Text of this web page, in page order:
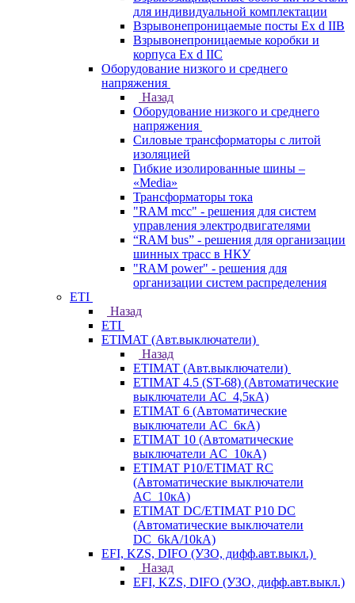
для индивидуальной комплектации
Взрывонепроницаемые посты Ex d IIB
Взрывонепроницаемые коробки и
корпуса Ex d IIС
Оборудование низкого и среднего
напряжения
Назад
Оборудование низкого и среднего
напряжения
Силовые трансформаторы с литой
изоляцией
Гибкие изолированные шины –
«Media»
Трансформаторы тока
"RAM mcc" - решения для систем
управления электродвигателями
“RAM bus” - решения для организации
шинных трасс в НКУ
"RAM power" - решения для
организации систем распределения
ETI
Назад
ETI
ETIMAT (Авт.выключатели)
Назад
ETIMAT (Авт.выключатели)
ETIMAT 4.5 (ST-68) (Автоматические
выключатели АС_4,5кА)
ETIMAT 6 (Автоматические
выключатели AC_6кА)
ETIMAT 10 (Автоматические
выключатели AC_10кА)
ETIMAT P10/ETIMAT RC
(Автоматические выключатели
AC_10кА)
ETIMAT DC/ETIMAT P10 DC
(Автоматические выключатели
DC_6kA/10kA)
EFI, KZS, DIFO (УЗО, дифф.авт.выкл.)
Назад
EFI, KZS, DIFO (УЗО, дифф.авт.выкл.)